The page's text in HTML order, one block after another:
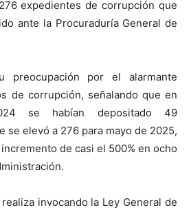
expedientes de corrupción que
ante la Procuraduría General de
preocupación por el alarmante
de corrupción, señalando que en
se habían depositado 49
se elevó a 276 para mayo de 2025,
de casi el 500% en ocho
invocando la Ley General de